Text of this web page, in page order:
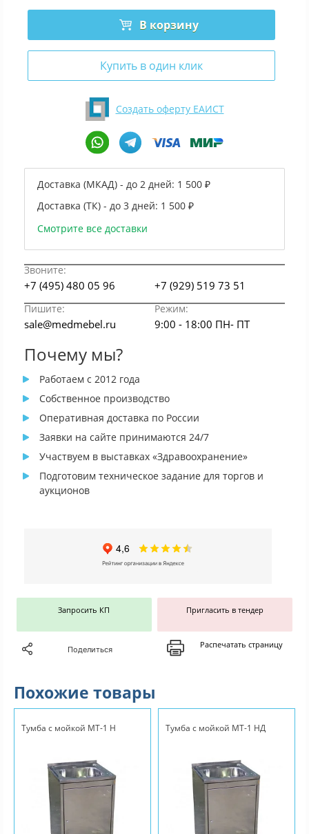
В корзину
Купить в один клик
Создать оферту ЕАИСТ
Доставка (МКАД) - до 2 дней: 1 500 ₽
Доставка (ТК) - до 3 дней: 1 500 ₽
Смотрите все доставки
Звоните:
+7 (495) 480 05 96 +7 (929) 519 73 51
Пишите: Режим:
sale@medmebel.ru 9:00 - 18:00 ПН- ПТ
Почему мы?
Работаем с 2012 года
Собственное производство
Оперативная доставка по России
Заявки на сайте принимаются 24/7
Участвуем в выставках «Здравоохранение»
Подготовим техническое задание для торгов и
аукционов
Запросить КП Пригласить в тендер
Поделиться Распечатать страницу
Похожие товары
Тумба с мойкой МТ-1 Н Тумба с мойкой МТ-1 НД